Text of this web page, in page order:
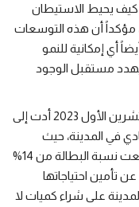
كيف يحيط الاستيطان
مؤكداً أن هذه التوسعات
أي إمكانية للنمو
يهدد مستقبل الوجود
وأوضح قنواتي أن الحرب التي اندلعت في 7 تشرين الأول 2023 أدت إلى
في المدينة، حيث
أغلقت جميع الفنادق والمتاجر الحرفية، وارتفعت نسبة البطالة من 14%
عن تأمين احتياجاتها
على شراء كميات لا